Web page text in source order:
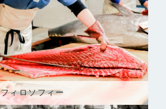
フィロソフィー